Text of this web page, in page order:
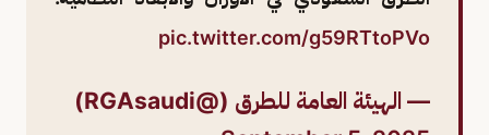
pic.twitter.com/g59RTtoPVo
— الهيئة العامة للطرق (@RGAsaudi)